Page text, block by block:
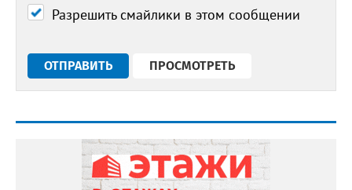
Разрешить смайлики в этом сообщении